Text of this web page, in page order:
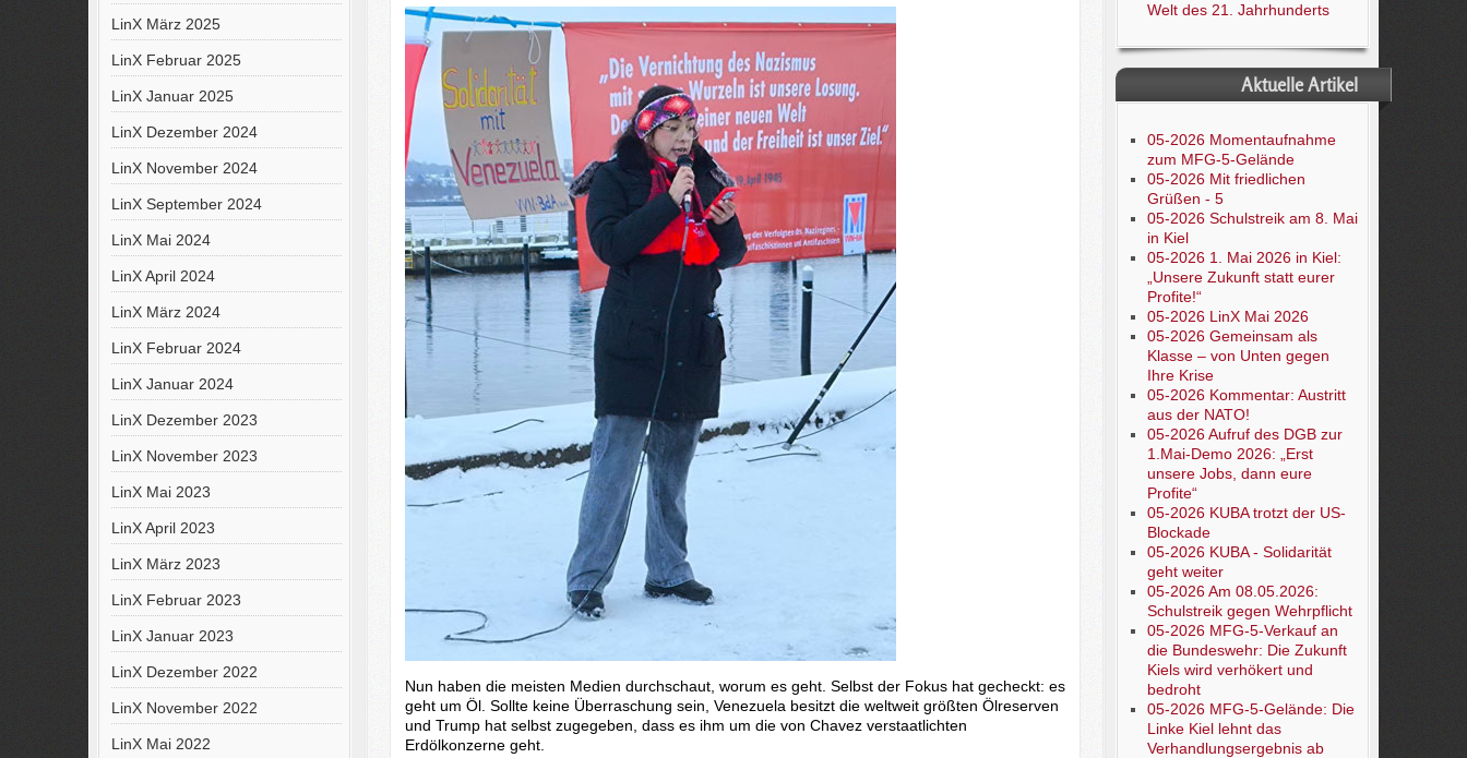
LinX März 2025
LinX Februar 2025
LinX Januar 2025
LinX Dezember 2024
LinX November 2024
LinX September 2024
LinX Mai 2024
LinX April 2024
LinX März 2024
LinX Februar 2024
LinX Januar 2024
LinX Dezember 2023
LinX November 2023
LinX Mai 2023
LinX April 2023
LinX März 2023
LinX Februar 2023
LinX Januar 2023
LinX Dezember 2022
LinX November 2022
LinX Mai 2022
Nun haben die meisten Medien durchschaut, worum es geht. Selbst der Fokus hat gecheckt: es
geht um Öl. Sollte keine Überraschung sein, Venezuela besitzt die weltweit größten Ölreserven
und Trump hat selbst zugegeben, dass es ihm um die von Chavez verstaatlichten
Erdölkonzerne geht.
Welt des 21. Jahrhunderts
Aktuelle Artikel
05-2026 Momentaufnahme
zum MFG-5-Gelände
05-2026 Mit friedlichen
Grüßen - 5
05-2026 Schulstreik am 8. Mai
in Kiel
05-2026 1. Mai 2026 in Kiel:
„Unsere Zukunft statt eurer
Profite!“
05-2026 LinX Mai 2026
05-2026 Gemeinsam als
Klasse – von Unten gegen
Ihre Krise
05-2026 Kommentar: Austritt
aus der NATO!
05-2026 Aufruf des DGB zur
1.Mai-Demo 2026: „Erst
unsere Jobs, dann eure
Profite“
05-2026 KUBA trotzt der US-
Blockade
05-2026 KUBA - Solidarität
geht weiter
05-2026 Am 08.05.2026:
Schulstreik gegen Wehrpflicht
05-2026 MFG-5-Verkauf an
die Bundeswehr: Die Zukunft
Kiels wird verhökert und
bedroht
05-2026 MFG-5-Gelände: Die
Linke Kiel lehnt das
Verhandlungsergebnis ab